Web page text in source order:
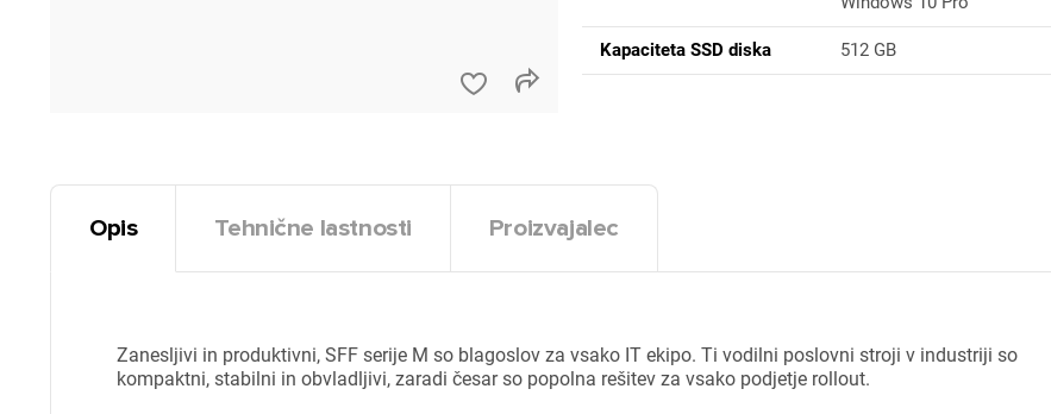
Kapaciteta SSD diska 512 GB
Opis Tehnične lastnosti Proizvajalec
Zanesljivi in produktivni, SFF serije M so blagoslov za vsako IT ekipo. Ti vodilni poslovni stroji v industriji so
kompaktni, stabilni in obvladljivi, zaradi česar so popolna rešitev za vsako podjetje rollout.